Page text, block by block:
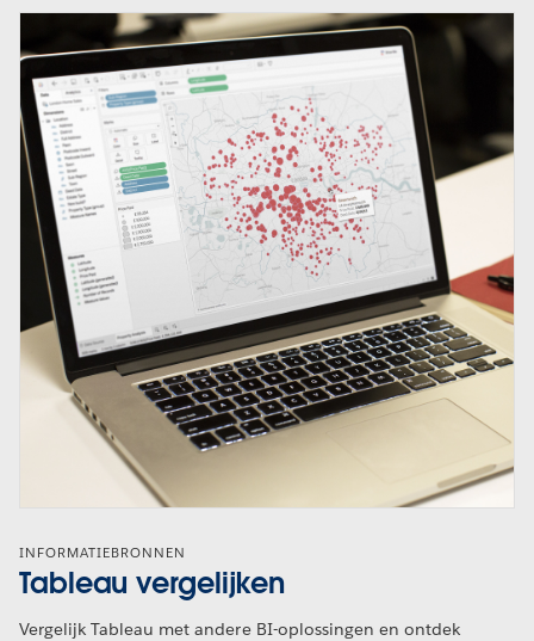
INFORMATIEBRONNEN
Tableau vergelijken
Vergelijk Tableau met andere BI-oplossingen en ontdek